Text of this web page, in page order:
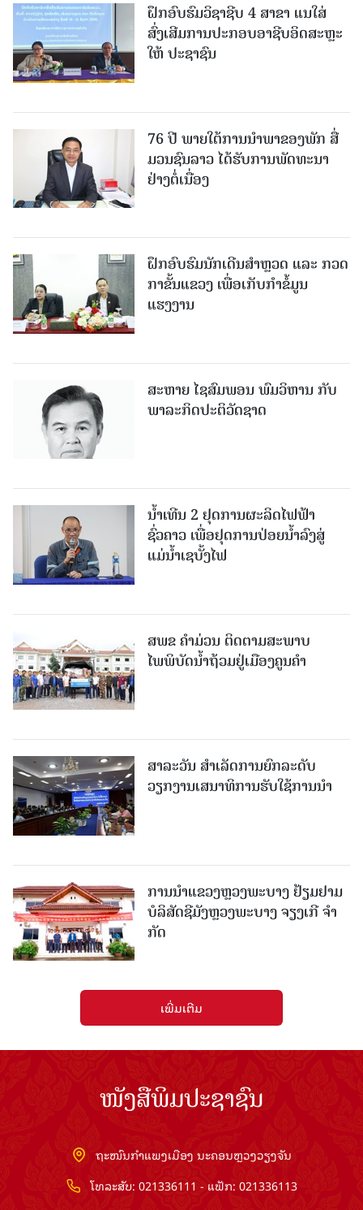
ຝຶກອົບຮົມວິຊາຊີບ 4 ສາຂາ ແນໃສ່
ສົ່ງເສີມການປະກອບອາຊີບອິດສະຫຼະ
ໃຫ້ ປະຊາຊົນ
76 ປີ ພາຍໃຕ້ການນໍາພາຂອງພັກ ສື່
ມວນຊົນລາວ ໄດ້ຮັບການພັດທະນາ
ຢ່າງຕໍ່ເນື່ອງ
ຝຶກອົບຮົມນັກເດີນສຳຫຼວດ ແລະ ກວດ
ກາຂັ້ນແຂວງ ເພື່ອເກັບກຳຂໍ້ມູນ
ແຮງງານ
ສະຫາຍ ໄຊສົມພອນ ພົມວິຫານ ກັບ
ພາລະກິດປະຕິວັດຊາດ
ນໍ້າເທີນ 2 ຢຸດການຜະລິດໄຟຟ້າ
ຊົ່ວຄາວ ເພື່ອຢຸດການປ່ອຍນໍ້າລົງສູ່
ແມ່ນໍ້າເຊບັ້ງໄຟ
ສ​ພ​ຂ ຄໍາມ່ວນ ຕິດຕາມສະພາບ
ໄພພິບັດນໍ້າຖ້ວມຢູ່ເມືອງຄູນຄໍາ
ສາລະວັນ ສໍາເລັດການຍົກລະດັບ
ວຽກງານເສນາທິການຮັບໃຊ້ການນໍາ
ການນຳແຂວງຫຼວງພະບາງ ຢ້ຽມ​ຢາມ
ບໍ​ລິ​ສັດຊີມັງຫຼວງພະບາງ ຈຽງເກີ ຈໍາ
ກັດ
ເພີ່ມເຕີມ
ໜັງສືພິມປະຊາຊົນ
ຖະໜົນກຳແພງເມືອງ ນະຄອນຫຼວງວຽງຈັນ
ໂທລະສັບ: 021336111 - ແຟັກ: 021336113